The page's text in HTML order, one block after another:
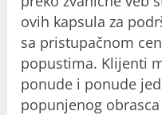
ovih kapsula za
sa pristupačnom
popustima. Klijenti
ponude i ponude
popunjenog